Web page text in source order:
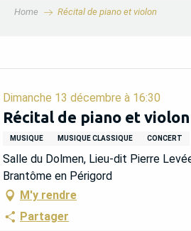
Home Récital de piano et violon
Dimanche 13 décembre à 16:30
Récital de piano et violon
MUSIQUE MUSIQUE CLASSIQUE CONCERT
Salle du Dolmen, Lieu-dit Pierre
Brantôme en Périgord
M'y rendre
Partager